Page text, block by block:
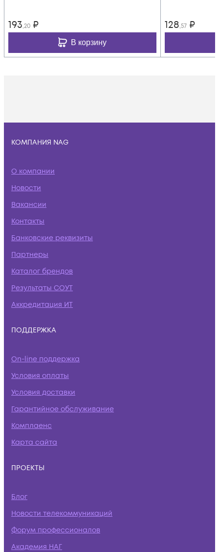
193,20 ₽
В корзину
128,57 ₽
КОМПАНИЯ NAG
О компании
Новости
Вакансии
Контакты
Банковские реквизиты
Партнеры
Каталог брендов
Результаты СОУТ
Аккредитация ИТ
ПОДДЕРЖКА
On-line поддержка
Условия оплаты
Условия доставки
Гарантийное обслуживание
Комплаенс
Карта сайта
ПРОЕКТЫ
Блог
Новости телекоммуникаций
Форум профессионалов
Академия НАГ